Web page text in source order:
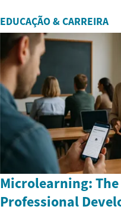
EDUCAÇÃO & CARREIRA
Microlearning:
Professional